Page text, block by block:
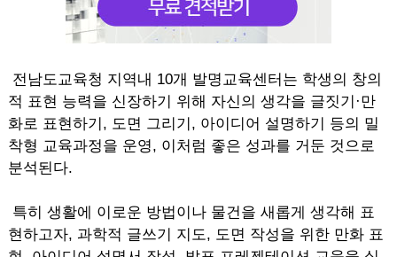
전남도교육청 지역내 10개 발명교육센터는 학생의 창의
적 표현 능력을 신장하기 위해 자신의 생각을 글짓기·만
화로 표현하기, 도면 그리기, 아이디어 설명하기 등의 밀
착형 교육과정을 운영, 이처럼 좋은 성과를 거둔 것으로
분석된다.
특히 생활에 이로운 방법이나 물건을 새롭게 생각해 표
현하고자, 과학적 글쓰기 지도, 도면 작성을 위한 만화 표